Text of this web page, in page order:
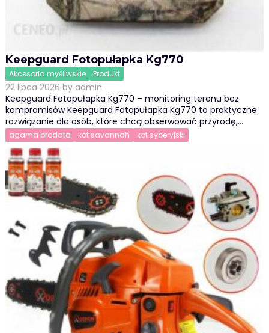
Keepguard Fotopułapka Kg770
Akcesoria myśliwskie Produkt
22 lipca 2026 by admin
Keepguard Fotopułapka Kg770 – monitoring terenu bez
kompromisów Keepguard Fotopułapka Kg770 to praktyczne
rozwiązanie dla osób, które chcą obserwować przyrodę,…
agama brodata kot savannah kot syberyjski